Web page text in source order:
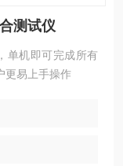
测试仪
单机即可完成所有
更易上手操作